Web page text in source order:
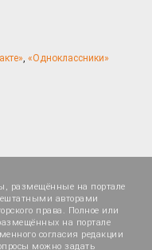
«Одноклассники»
размещённые на портале
авторами
права. Полное или
на портале
согласия редакции
можно задать